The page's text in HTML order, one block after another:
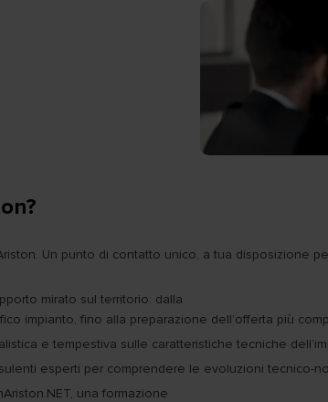
Un punto di contatto unico, a tua disposizione
mirato sul territorio: dalla
impianto, fino alla preparazione dell’offerta più
e tempestiva sulle caratteristiche tecniche
esperti per comprendere le evoluzioni tecnico-
una formazione